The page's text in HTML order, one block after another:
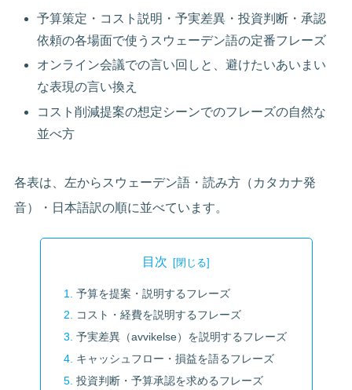
予算策定・コスト説明・予実差異・投資判断・承認
依頼の各場面で使うスウェーデン語の定番フレーズ
オンライン会議での言い回しと、避けたいあいまい
な表現の言い換え
コスト削減提案の想定シーンでのフレーズの自然な
並べ方
各表は、左からスウェーデン語・読み方（カタカナ発
音）・日本語訳の順に並べています。
目次
予算を提案・説明するフレーズ
コスト・経費を説明するフレーズ
予実差異（avvikelse）を説明するフレーズ
キャッシュフロー・損益を語るフレーズ
投資判断・予算承認を求めるフレーズ